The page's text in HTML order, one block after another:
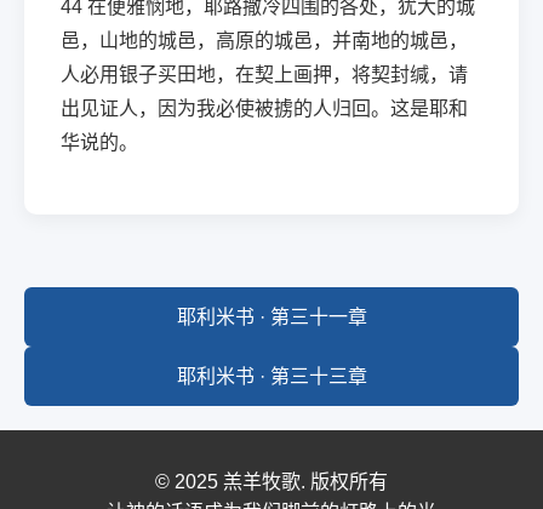
44 在便雅悯地，耶路撒冷四围的各处，犹大的城
邑，山地的城邑，高原的城邑，并南地的城邑，
人必用银子买田地，在契上画押，将契封缄，请
出见证人，因为我必使被掳的人归回。这是耶和
华说的。
耶利米书 · 第三十一章
耶利米书 · 第三十三章
© 2025 羔羊牧歌. 版权所有